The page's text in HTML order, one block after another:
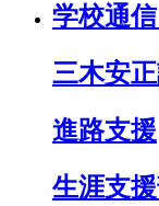
学校通
三木安
進路支援
生涯支